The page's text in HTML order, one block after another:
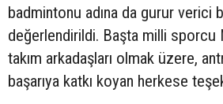
badmintonu adına da gurur verici
değerlendirildi. Başta milli sporcu
takım arkadaşları olmak üzere,
başarıya katkı koyan herkese